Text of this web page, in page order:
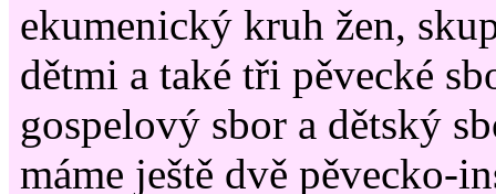
ekumenický kruh žen,
dětmi a také tři pěvecké
gospelový sbor a dětský
máme ještě dvě pěvecko-